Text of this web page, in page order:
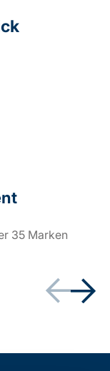
35 Marken